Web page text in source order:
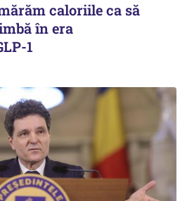
caloriile ca să
în era
1